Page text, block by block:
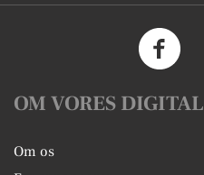
OM VORES DIGITAL
Om os